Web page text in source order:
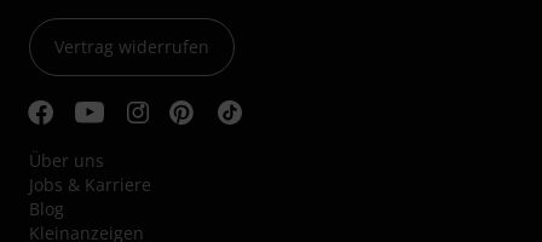
Vertrag widerrufen
Über uns
Jobs & Karriere
Blog
Kleinanzeigen